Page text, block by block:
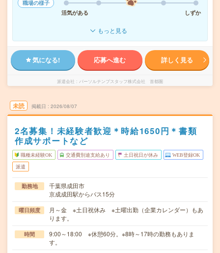
職場の様子
活気がある
しずか
もっと見る
気になる! 応募へ進む 詳しく見る
派遣会社 パーソルテンプスタッフ株式会社 首都圏
未読 掲載日 2026/08/07
2名募集！未経験者歓迎＊時給1650円＊書類
作成サポートなど
職種未経験OK 交通費別途支給あり 土日祝日が休み WEB登録OK
派遣
勤務地
千葉県成田市
京成成田駅からバス15分
曜日頻度
月～金 ※土日祝休み ※土曜出勤（企業カレンダー）もあ
ります。
時間
9:00～18:00 ※休憩60分。※8時～17時の勤務もありま
す。